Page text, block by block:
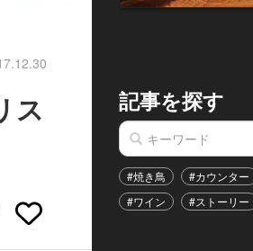
ス
記事を探す
#焼き鳥 #カウンター
#ワイン
#ストーリー